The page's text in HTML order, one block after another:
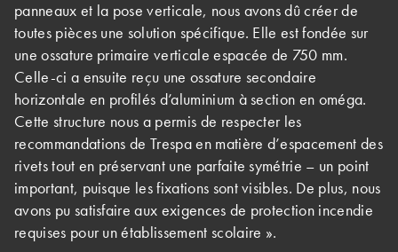
panneaux et la pose verticale, nous avons dû créer de
toutes pièces une solution spécifique. Elle est fondée sur
une ossature primaire verticale espacée de 750 mm.
Celle-ci a ensuite reçu une ossature secondaire
horizontale en profilés d’aluminium à section en oméga.
Cette structure nous a permis de respecter les
recommandations de Trespa en matière d’espacement des
rivets tout en préservant une parfaite symétrie – un point
important, puisque les fixations sont visibles. De plus, nous
avons pu satisfaire aux exigences de protection incendie
requises pour un établissement scolaire ».